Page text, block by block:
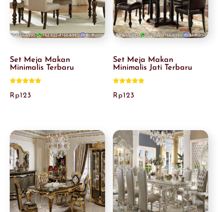
Set Meja Makan
Minimalis Terbaru
5.00
dari 5
Rp123
Set Meja Makan
Minimalis Jati Terbaru
5.00
dari 5
Rp123